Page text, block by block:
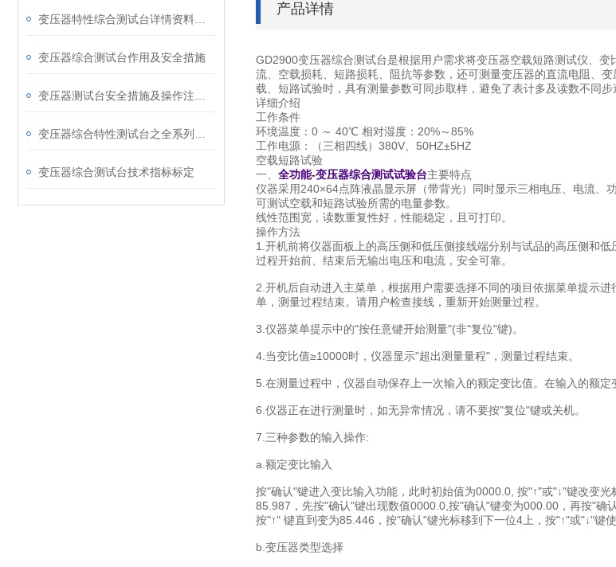
变压器综合测试台作用及安全措施
变压器综合测试台技术指标标定
产品详情
GD2900变压器综合测试台是根据用户需求将变压器空载短路测试仪、
流、空载损耗、短路损耗、阻抗等参数，还可测量变压器的直流电阻、
载、短路试验时，具有测量参数可同步取样，避免了表计多及读数不同步
详细介绍
工作条件
环境温度：0 ～ 40℃ 相对湿度：20%～85%
工作电源：（三相四线）380V、50HZ±5HZ
空载短路试验
一、 全功能-变压器综合测试试验台主要特点
仪器采用240×64点阵液晶显示屏（带背光）同时显示三相电压、电流、
可测试空载和短路试验所需的电量参数。
线性范围宽，读数重复性好，性能稳定，且可打印。
操作方法
1.开机前将仪器面板上的高压侧和低压侧接线端分别与试品的高压侧和
过程开始前、结束后无输出电压和电流，安全可靠。
2.开机后自动进入主菜单，根据用户需要选择不同的项目依据菜单提示
单，测量过程结束。请用户检查接线，重新开始测量过程。
3.仪器菜单提示中的"按任意键开始测量"(非"复位"键)。
4.当变比值≥10000时，仪器显示"超出测量量程"，测量过程结束。
5.在测量过程中，仪器自动保存上一次输入的额定变比值。在输入的额
6.仪器正在进行测量时，如无异常情况，请不要按"复位"键或关机。
7.三种参数的输入操作:
a.额定变比输入
按"确认"键进入变比输入功能，此时初始值为0000.0, 按"↑"或"↓"键改变
85.987，先按"确认"键出现数值0000.0,按"确认"键变为000.00，再按"确
按"↑" 键直到变为85.446，按"确认"键光标移到下一位4上，按"↑"或"↓"键
b.变压器类型选择